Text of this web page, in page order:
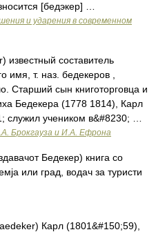
[бедэкер] …
и ударения в современном
составитель
имя, т. наз. бедекеров ,
Старший сын книготорговца и
Бедекера (1778 1814), Карл
служил учеником в&#8230; …
Брокгауза и И.А. Ефрона
Бедекер) книга со
или град, водач за туристи
Карл (1801&#150;59),